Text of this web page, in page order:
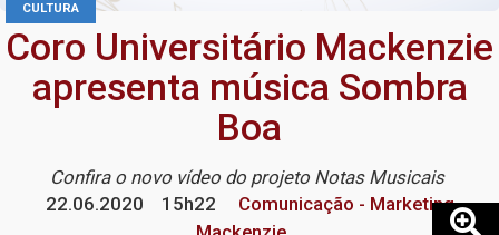
CULTURA
Coro Universitário Mackenzie
apresenta música Sombra
Boa
Confira o novo vídeo do projeto Notas Musicais
22.06.2020
15h22
Comunicação - Marketing